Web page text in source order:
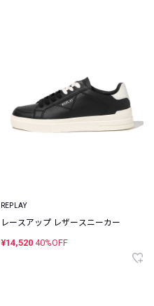
REPLAY
レースアップ レザースニーカー
¥14,520 40%OFF